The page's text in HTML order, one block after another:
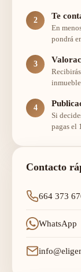
Te
En
pondrá
Si
pagas el
Contacto
664 373
WhatsApp